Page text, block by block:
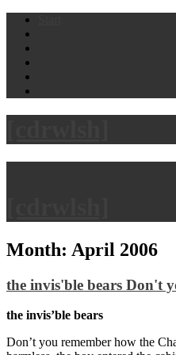
Skip
content
Month: April 2006
the invis'ble bears Don't
the invis’ble bears
Don’t you remember how the